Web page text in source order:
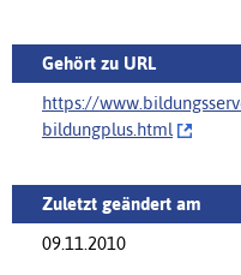
Gehört zu URL
https://
bildungplus.html
Zuletzt geändert am
09.11.2010